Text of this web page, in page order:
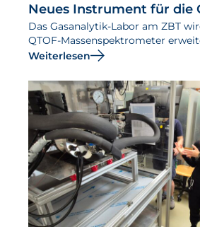
Neues Instrument für die
Das Gasanalytik-Labor am ZBT
QTOF-Massenspektrometer
Weiterlesen